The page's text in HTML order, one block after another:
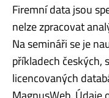
Firemní data jsou
nelze zpracovat
Na semináři se je
příkladech českých,
licencovaných